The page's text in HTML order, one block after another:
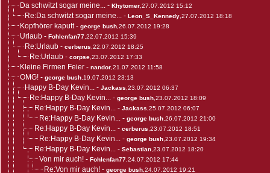
Da schwitzt sogar meine... - Khytomer ,27.07.2012 15:12
Re:Da schwitzt sogar meine... - Leon_S_Kennedy ,27.07.2012 18:18
Kopfhörer kaputt- george bush ,26.07.2012 19:28
Urlaub - Fohlenfan77 ,22.07.2012 15:39
Re:Urlaub - cerberus ,22.07.2012 18:25
Re:Urlaub - corpse ,23.07.2012 17:33
Kleine Firmen Feier - nandor ,21.07.2012 11:58
OMG! - george bush ,19.07.2012 23:13
Happy B-Day Kevin... - Jackass ,23.07.2012 06:37
Re:Happy B-Day Kevin... - george bush ,23.07.2012 18:09
Re:Happy B-Day Kevin... - Jackass ,25.07.2012 06:07
Re:Happy B-Day Kevin... - george bush ,26.07.2012 21:00
Re:Happy B-Day Kevin... - cerberus ,23.07.2012 18:51
Re:Happy B-Day Kevin... - george bush ,23.07.2012 19:34
Re:Happy B-Day Kevin... - Sebastian ,23.07.2012 18:20
Von mir auch! - Fohlenfan77 ,24.07.2012 17:44
Re:Von mir auch! - george bush ,24.07.2012 19:21